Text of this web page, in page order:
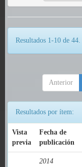
Resultados 1-10 de 44.
Anterior
Resultados por ítem:
Vista
previa
Fecha de
publicación
2014